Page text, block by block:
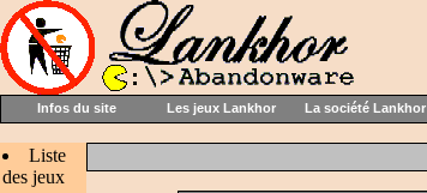
Infos du site Les jeux Lankhor La société Lankhor
Liste
des jeux